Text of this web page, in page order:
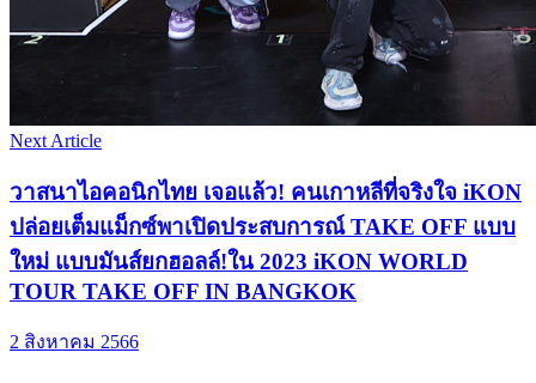
Next Article
วาสนาไอคอนิกไทย เจอแล้ว! คนเกาหลีที่จริงใจ iKON
ปล่อยเต็มแม็กซ์พาเปิดประสบการณ์ TAKE OFF แบบ
ใหม่ แบบมันส์ยกฮอลล์!ใน 2023 iKON WORLD
TOUR TAKE OFF IN BANGKOK
2 สิงหาคม 2566